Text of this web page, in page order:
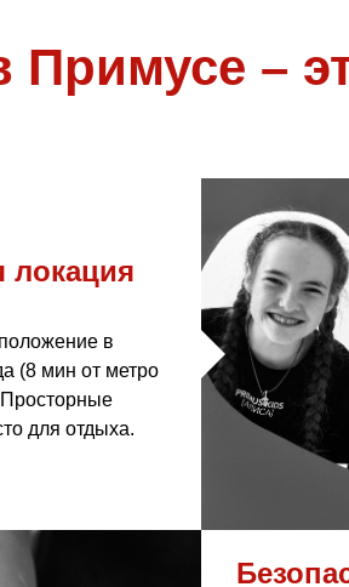
Примусе –
локация
в
(8 мин от метро
для отдыха.